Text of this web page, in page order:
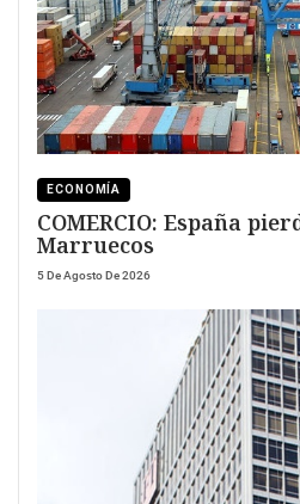
ECONOMÍA
COMERCIO: España
Marruecos
5 De Agosto De 2026